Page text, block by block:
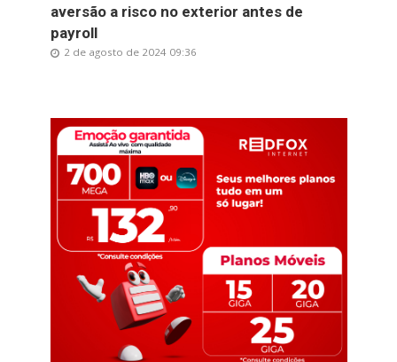
aversão a risco no exterior antes de
payroll
2 de agosto de 2024 09:36